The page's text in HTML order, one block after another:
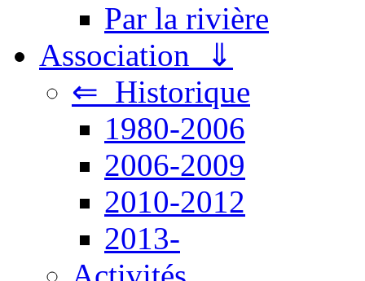
Par la rivière
Association ⇓
⇐ Historique
1980-2006
2006-2009
2010-2012
2013-